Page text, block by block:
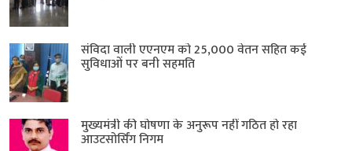
संविदा वाली एएनएम को 25,000 वेतन सहित कई
सुविधाओं पर बनी सहमति
मुख्यमंत्री की घोषणा के अनुरूप नहीं गठित हो रहा
आउटसोर्सिंग निगम